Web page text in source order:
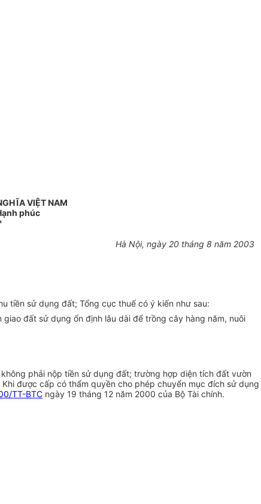
VIỆT NAM
phúc
Hà Nội, ngày 20 tháng 8 năm 2003
tiền sử dụng đất; Tổng cục thuế có ý kiến như sau:
đất sử dụng ổn định lâu dài để trồng cây hàng năm, nuôi
phải nộp tiền sử dụng đất; trường hợp diện tích đất vườn
được cấp có thẩm quyền cho phép chuyển mục đích sử dụng
TT-BTC ngày 19 tháng 12 năm 2000 của Bộ Tài chính.